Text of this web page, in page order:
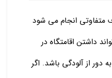
متفاوتی انجام می شود
داشتن اقامتگاه در
از آلودگی باشد. اگر